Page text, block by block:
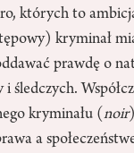
których to
kryminał
prawdę o
śledczych.
kryminału (noir
a